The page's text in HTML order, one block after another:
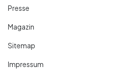
Presse
Magazin
Sitemap
Impressum